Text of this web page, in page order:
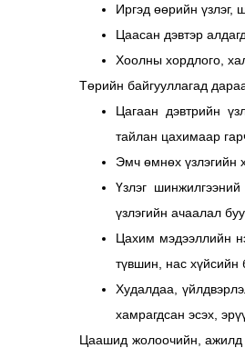
Иргэд өөрийн үзлэг,
Цаасан дэвтэр
Хоолны хордлого,
Төрийн байгууллагад
Цагаан дэвтрийн
тайлан цахимаар
Эмч өмнөх үзлэгийн
Үзлэг
үзлэгийн ачаалал
Цахим мэдээллийн
түвшин, нас хүйсийн
Худалдаа,
хамрагдсан эсэх,
Цаашид жолоочийн, ажилд